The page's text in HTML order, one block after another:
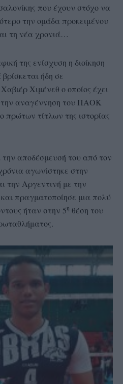
που έχουν στόχο να
την ομάδα προκειμένου
τη νέα χρονιά…
της ενίσχυση η διοίκηση
ήδη σε
Χιμένεθ ο οποίος έχει
την αναγέννηση του ΠΑΟΚ
πρώτων τίτλων της ιστορίας
αποδέσμευσή του από τον
αγωνίστηκε στην
την Αργεντινή με την
πραγματοποίησε μια πολύ
ήταν στην 5η θέση του